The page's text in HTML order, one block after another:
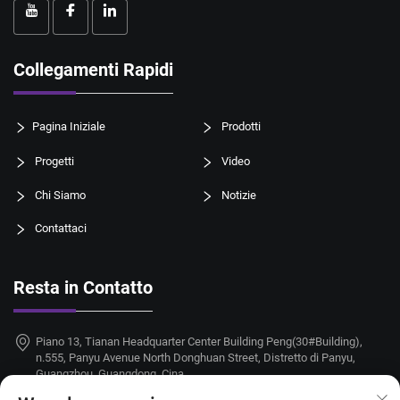
Collegamenti Rapidi
Pagina Iniziale Prodotti
Progetti Video
Chi Siamo Notizie
Contattaci
Resta in Contatto
Piano 13, Tianan Headquarter Center Building Peng(30#Building),
n.555, Panyu Avenue North Donghuan Street, Distretto di Panyu,
Guangzhou, Guangdong, Cina